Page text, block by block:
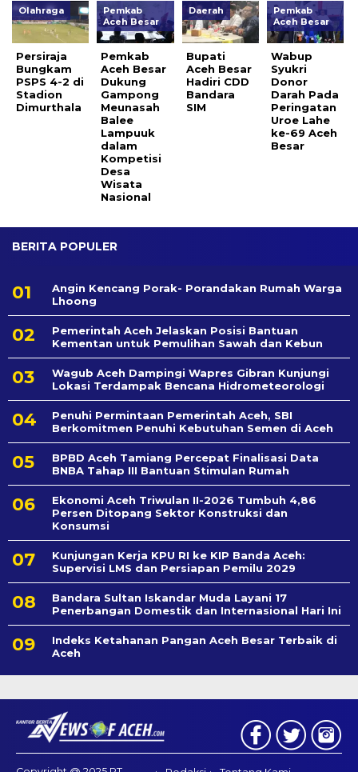
Olahraga
Persiraja
Bungkam
PSPS 4-2 di
Stadion
Dimurthala
Pemkab
Aceh Besar
Pemkab
Aceh Besar
Dukung
Gampong
Meunasah
Balee
Lampuuk
dalam
Kompetisi
Desa
Wisata
Nasional
Daerah
Bupati
Aceh Besar
Hadiri CDD
Bandara
SIM
Pemkab
Aceh Besar
Wabup
Syukri
Donor
Darah Pada
Peringatan
Uroe Lahe
ke-69 Aceh
Besar
BERITA POPULER
Angin Kencang Porak- Porandakan Rumah Warga
Lhoong
Pemerintah Aceh Jelaskan Posisi Bantuan
Kementan untuk Pemulihan Sawah dan Kebun
Wagub Aceh Dampingi Wapres Gibran Kunjungi
Lokasi Terdampak Bencana Hidrometeorologi
Penuhi Permintaan Pemerintah Aceh, SBI
Berkomitmen Penuhi Kebutuhan Semen di Aceh
BPBD Aceh Tamiang Percepat Finalisasi Data
BNBA Tahap III Bantuan Stimulan Rumah
Ekonomi Aceh Triwulan II-2026 Tumbuh 4,86
Persen Ditopang Sektor Konstruksi dan
Konsumsi
Kunjungan Kerja KPU RI ke KIP Banda Aceh:
Supervisi LMS dan Persiapan Pemilu 2029
Bandara Sultan Iskandar Muda Layani 17
Penerbangan Domestik dan Internasional Hari Ini
Indeks Ketahanan Pangan Aceh Besar Terbaik di
Aceh